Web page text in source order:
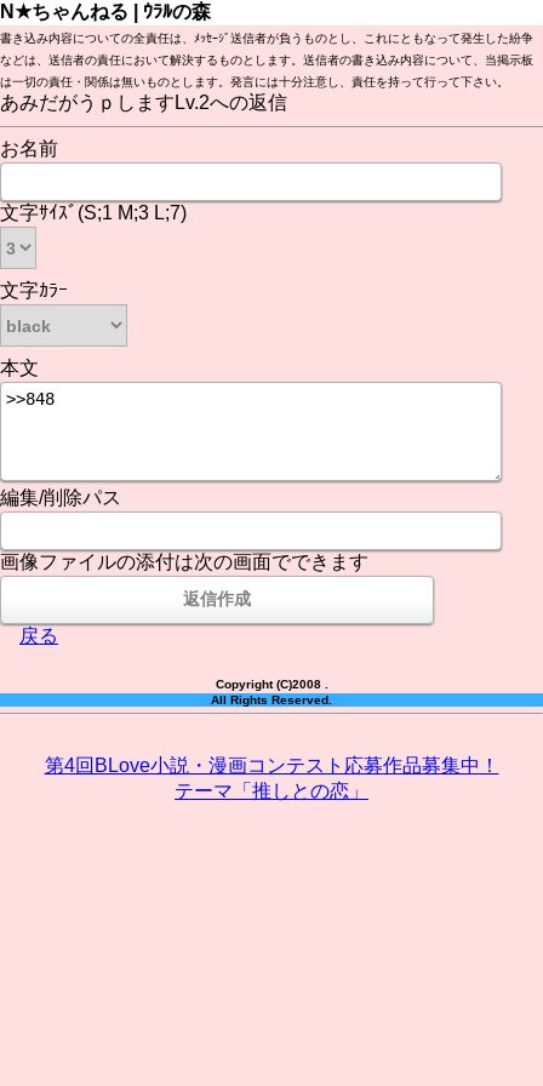
N★ちゃんねる | ｳﾗﾙの森
書き込み内容についての全責任は、ﾒｯｾｰｼﾞ送信者が負うものとし、これにともなって発生した紛争
などは、送信者の責任において解決するものとします。送信者の書き込み内容について、当掲示板
は一切の責任・関係は無いものとします。発言には十分注意し、責任を持って行って下さい。
あみだがうｐしますLv.2への返信
お名前
文字ｻｲｽﾞ(S;1 M;3 L;7)
文字ｶﾗｰ
本文
編集/削除パス
画像ファイルの添付は次の画面でできます
戻る
Copyright (C)2008 .
All Rights Reserved.
第4回BLove小説・漫画コンテスト応募作品募集中！
テーマ「推しとの恋」